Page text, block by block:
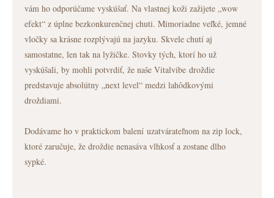
vám ho odporúčame vyskúšať. Na vlastnej koži zažijete „wow
efekt“ z úplne bezkonkurenčnej chuti. Mimoriadne veľké, jemné
vločky sa krásne rozplývajú na jazyku. Skvele chutí aj
samostatne, len tak na lyžičke. Stovky tých, ktorí ho už
vyskúšali, by mohli potvrdiť, že naše Vitalvibe droždie
predstavuje absolútny „next level“ medzi lahôdkovými
droždiami.
Dodávame ho v praktickom balení uzatvárateľnom na zip lock,
ktoré zaručuje, že droždie nenasáva vlhkosť a zostane dlho
sypké.